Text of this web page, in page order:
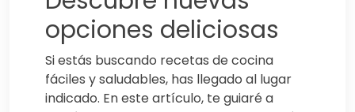
opciones deliciosas
Si estás buscando recetas de cocina
fáciles y saludables, has llegado al lugar
indicado. En este artículo, te guiaré a